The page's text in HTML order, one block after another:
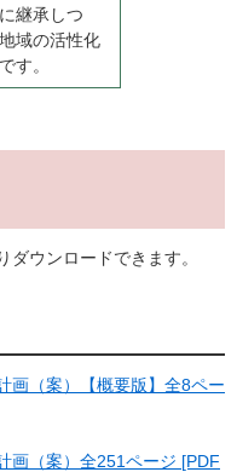
継承しつ
域の活性化
す。
ウンロードできます。
画（案）【概要版】全8ペー
画（案）全251ページ [PDF